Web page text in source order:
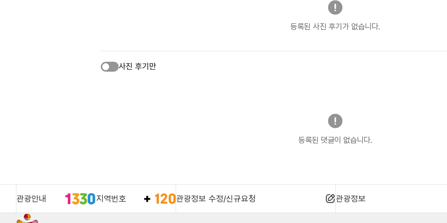
등록된 사진 후기가 없습니다.
사진 후기만
등록된 댓글이 없습니다.
관광안내 지역번호 관광정보 수정/신규요청 관광정보